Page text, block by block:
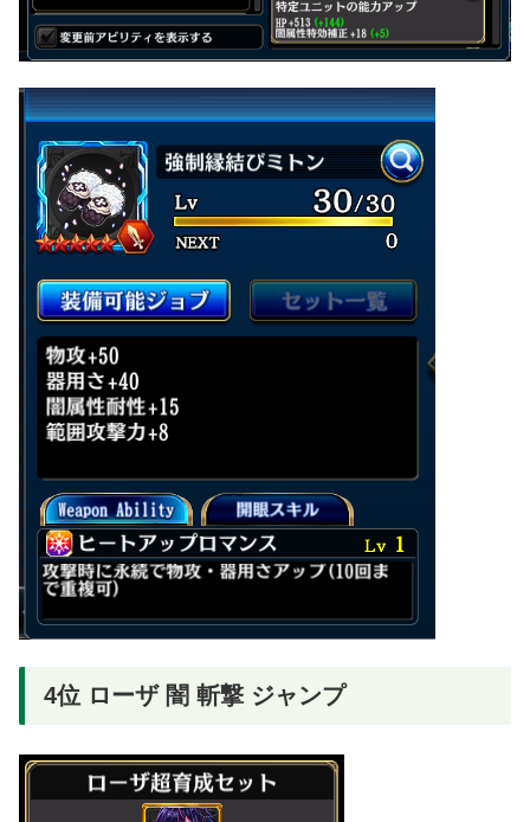
4位 ローザ 闇 斬撃 ジャンプ